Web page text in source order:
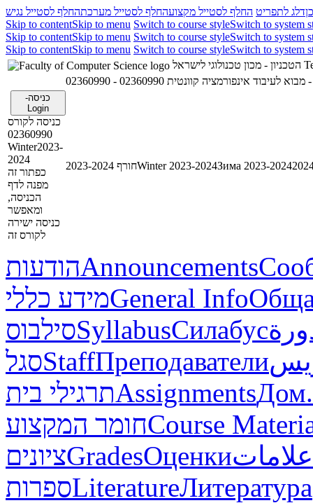
דלג לתפריט החלף לסטייל מקצועהחלף לסטייל מערכתהחלף לסטייל נגיש
Skip to contentSkip to menu Switch to course styleSwitch to system
Skip to contentSkip to menu Switch to course styleSwitch to system
Skip to contentSkip to menu Switch to course styleSwitch to system
02360990 - מבוא לעיבוד אינפורמציה קוונטית
כניסה-
Login
כניסה לקורס
02360990
Winter2023-
2024
כפתור זה
מפנה לדף
הכניסה,
ומאפשר
כניסה ישירה
לקורס זה
חורף 2023-2024Winter 2023-2024Зима 2023-2024
הודעותAnnouncements
מידע כלליGeneral Info
סילבוסSyllabusСилабус
סגלStaffПреподаватели
תרגילי ביתAssignmentsДом.
חומר המקצועCourse
ציוניםGradesОценкиعلامات
ספרותLiteratureЛитература